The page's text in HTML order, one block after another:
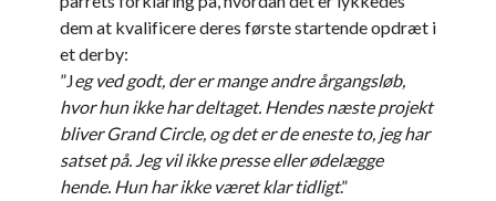
dem at kvalificere deres første startende opdræt i
et derby:
”Jeg ved godt, der er mange andre årgangsløb,
hvor hun ikke har deltaget. Hendes næste projekt
bliver Grand Circle, og det er de eneste to, jeg har
satset på. Jeg vil ikke presse eller ødelægge
hende. Hun har ikke været klar tidligt.”